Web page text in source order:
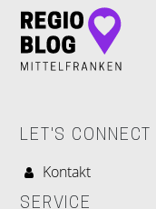
LET'S CONNECT
Kontakt
SERVICE